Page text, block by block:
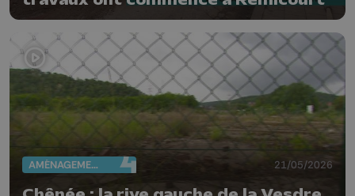
AMÉNAGEMENT DU TERRITOIRE 21/05/2026